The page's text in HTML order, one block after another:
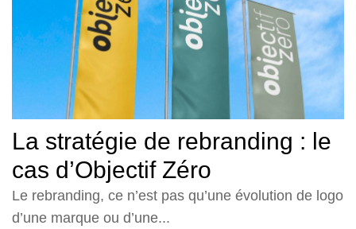
La stratégie de rebranding : le
cas d’Objectif Zéro
Le rebranding, ce n’est pas qu’une évolution de logo
d’une marque ou d’une...